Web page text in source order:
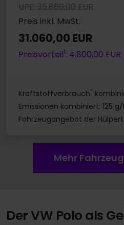
UPE: 35.860,00 EUR
Preis inkl. MwSt.
31.060,00 EUR
Preisvorteil1: 4.800,00 EUR
Kraftstoffverbrauch*
Emissionen kombiniert: 125
Fahrzeugangebot der Hülpert
Mehr
Der VW Polo als